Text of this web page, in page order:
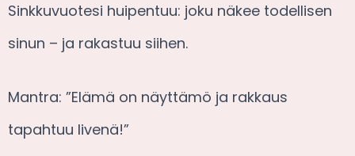
Sinkkuvuotesi huipentuu: joku näkee todellisen
sinun – ja rakastuu siihen.
Mantra: ”Elämä on näyttämö ja rakkaus
tapahtuu livenä!”